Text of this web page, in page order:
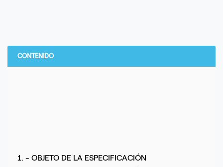
CONTENIDO
1. - OBJETO DE LA ESPECIFICACIÓN